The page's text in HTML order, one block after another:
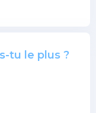
tu le plus ?